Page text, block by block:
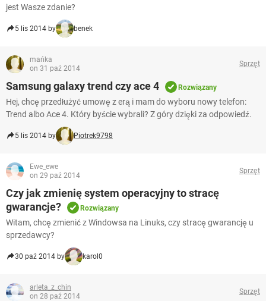
jest Wasze zdanie?
5 lis 2014 by benek
mańka
on 31 paź 2014
Sprzęt
Samsung galaxy trend czy ace 4 Rozwiązany
Hej, chcę przedłużyć umowę z erą i mam do wyboru nowy telefon:
Trend albo Ace 4. Który byście wybrali? Z góry dzięki za odpowiedź.
5 lis 2014 by Piotrek9798
Ewe_ewe
on 29 paź 2014
Sprzęt
Czy jak zmienię system operacyjny to stracę
gwarancje?
Rozwiązany
Witam, chcę zmienić z Windowsa na Linuks, czy stracę gwarancję u
sprzedawcy?
30 paź 2014 by karol0
arleta_z_chin
on 28 paź 2014
Sprzęt